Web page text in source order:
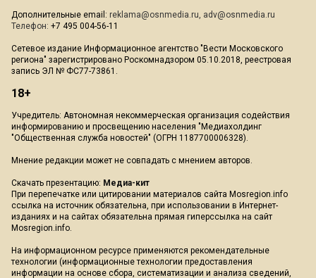
Дополнительные email: reklama@osnmedia.ru, adv@osnmedia.ru
Телефон: +7 495 004-56-11
Сетевое издание Информационное агентство "Вести Московского
региона" зарегистрировано Роскомнадзором 05.10.2018, реестровая
запись ЭЛ № ФС77-73861.
18+
Учредитель: Автономная некоммерческая организация содействия
информированию и просвещению населения "Медиахолдинг
"Общественная служба новостей" (ОГРН 1187700006328).
Мнение редакции может не совпадать с мнением авторов.
Скачать презентацию: Медиа-кит
При перепечатке или цитировании материалов сайта Mosregion.info
ссылка на источник обязательна, при использовании в Интернет-
изданиях и на сайтах обязательна прямая гиперссылка на сайт
Mosregion.info.
На информационном ресурсе применяются рекомендательные
технологии (информационные технологии предоставления
информации на основе сбора, систематизации и анализа сведений,